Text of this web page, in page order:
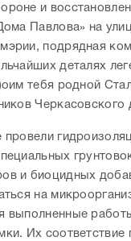
и
Павлова» на
подрядная
деталях
тебя родной
Черкасовского
и биоцидных
на
выполненные
Их соответствие